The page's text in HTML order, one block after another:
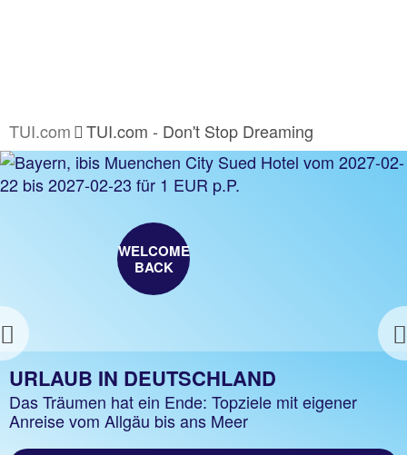
TUI.com TUI.com - Don't Stop Dreaming
Previous
URLAUB IN DEUTSCHLAND
Das Träumen hat ein Ende: Topziele mit eigener
Anreise vom Allgäu bis ans Meer
WELCOME
BACK
TUI VIDEOCALL BACKGROUNDS
Perfekt für's Homeoffice! Holen Sie sich TUI
Urlaubsfeeling nach Hause
Zum Download